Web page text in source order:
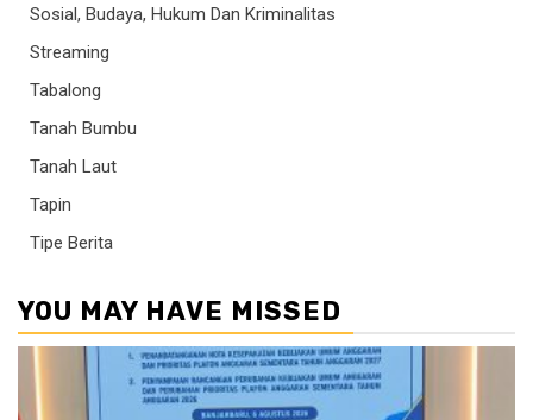
Sosial, Budaya, Hukum Dan Kriminalitas
Streaming
Tabalong
Tanah Bumbu
Tanah Laut
Tapin
Tipe Berita
YOU MAY HAVE MISSED